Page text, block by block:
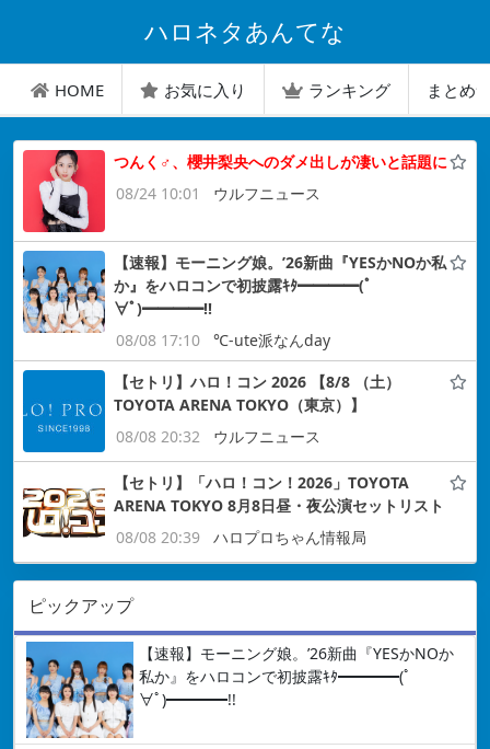
ハロネタあんてな
HOME お気に入り ランキング まとめ
つんく♂、櫻井梨央へのダメ出しが凄いと話題に
08/24 10:01
ウルフニュース
【速報】モーニング娘。’26新曲『YESかNOか私
か』をハロコンで初披露ｷﾀ━━━━(ﾟ
∀ﾟ)━━━━!!
08/08 17:10
℃-ute派なんday
【セトリ】ハロ！コン 2026 【8/8 （土）
TOYOTA ARENA TOKYO（東京）】
08/08 20:32
ウルフニュース
【セトリ】「ハロ！コン！2026」TOYOTA
ARENA TOKYO 8月8日昼・夜公演セットリスト
08/08 20:39
ハロプロちゃん情報局
ピックアップ
【速報】モーニング娘。’26新曲『YESかNOか
私か』をハロコンで初披露ｷﾀ━━━━(ﾟ
∀ﾟ)━━━━!!